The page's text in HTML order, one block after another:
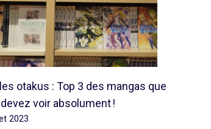
otakus : Top 3 des mangas que
voir absolument !
2023